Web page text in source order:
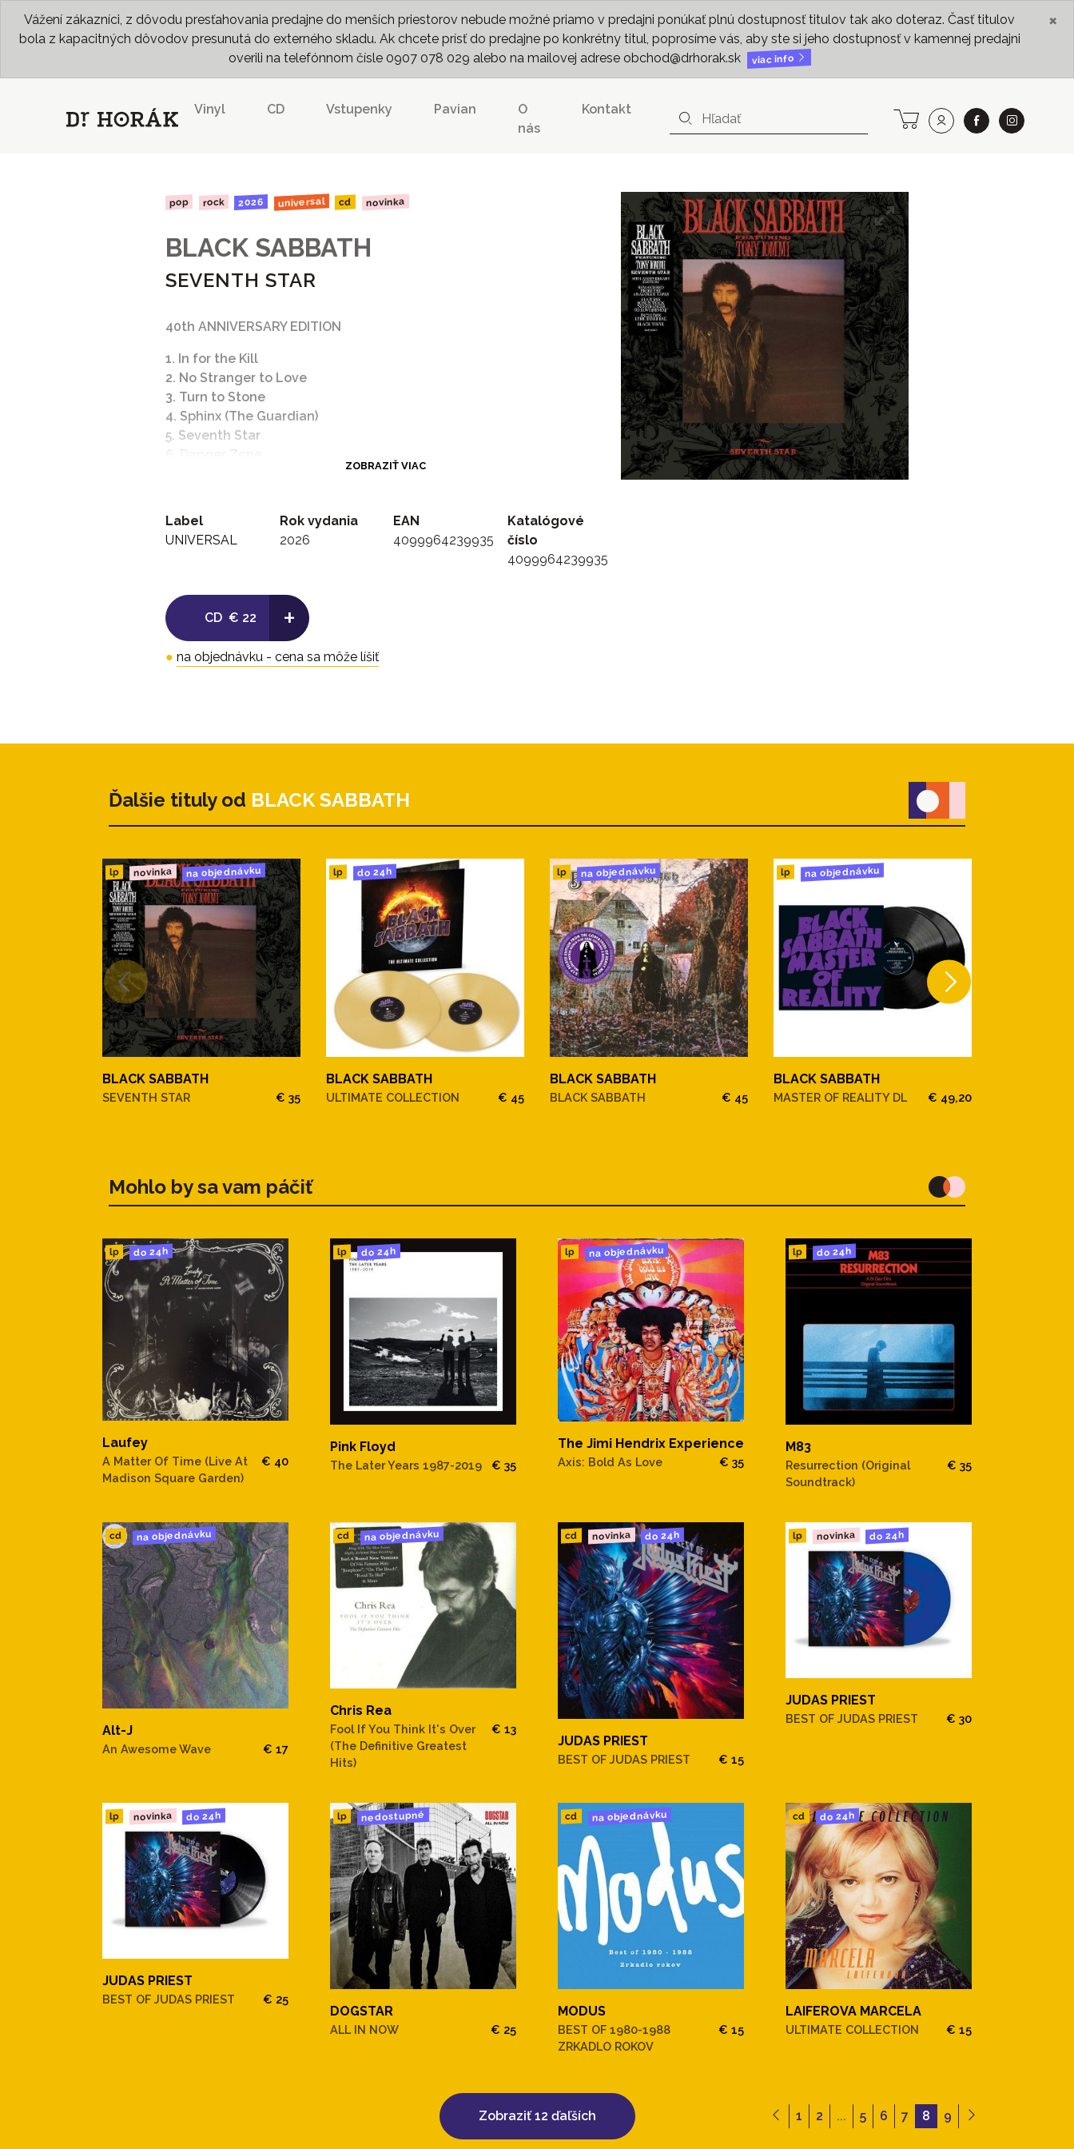
Vážení zákazníci, z dôvodu presťahovania predajne do menších priestorov nebude možné priamo v predajni ponúkať plnú dostupnosť titulov tak ako doteraz. Časť titulov
bola z kapacitných dôvodov presunutá do externého skladu. Ak chcete prísť do predajne po konkrétny titul, poprosíme vás, aby ste si jeho dostupnosť v kamennej predajni
overili na telefónnom čísle 0907 078 029 alebo na mailovej adrese obchod@drhorak.sk
viac info
×
Vinyl CD Vstupenky Pavian
O
nás
Kontakt
pop rock 2026 universal cd novinka
BLACK SABBATH
SEVENTH STAR
40th ANNIVERSARY EDITION
1. In for the Kill
2. No Stranger to Love
3. Turn to Stone
4. Sphinx (The Guardian)
5. Seventh Star
10. No Stranger to Love (Single Remix)
ZOBRAZIŤ VIAC
Label
UNIVERSAL
Rok vydania
2026
EAN
4099964239935
Katalógové
číslo
4099964239935
CD € 22 +
● na objednávku - cena sa môže líšiť
Ďalšie tituly od BLACK SABBATH
lp novinka na objednávku
BLACK SABBATH
SEVENTH STAR € 35
lp do 24h
BLACK SABBATH
ULTIMATE COLLECTION € 45
lp na objednávku
BLACK SABBATH
BLACK SABBATH € 45
lp na objednávku
BLACK SABBATH
MASTER OF REALITY DL € 49,20
Mohlo by sa vam páčiť
lp do 24h
Laufey
A Matter Of Time (Live At
Madison Square Garden)
€ 40
lp do 24h
Pink Floyd
The Later Years 1987-2019 € 35
lp na objednávku
The Jimi Hendrix Experience
Axis: Bold As Love € 35
lp do 24h
M83
Resurrection (Original
Soundtrack)
€ 35
cd na objednávku
Alt-J
An Awesome Wave € 17
cd na objednávku
Chris Rea
Fool If You Think It's Over
(The Definitive Greatest
Hits)
€ 13
cd novinka do 24h
JUDAS PRIEST
BEST OF JUDAS PRIEST € 15
lp novinka do 24h
JUDAS PRIEST
BEST OF JUDAS PRIEST € 30
lp novinka do 24h
JUDAS PRIEST
BEST OF JUDAS PRIEST € 25
lp nedostupné
DOGSTAR
ALL IN NOW € 25
cd na objednávku
MODUS
BEST OF 1980-1988
ZRKADLO ROKOV
€ 15
cd do 24h
LAIFEROVA MARCELA
ULTIMATE COLLECTION € 15
Zobraziť 12 ďaľších 1 2 ... 5 6 7 8 9